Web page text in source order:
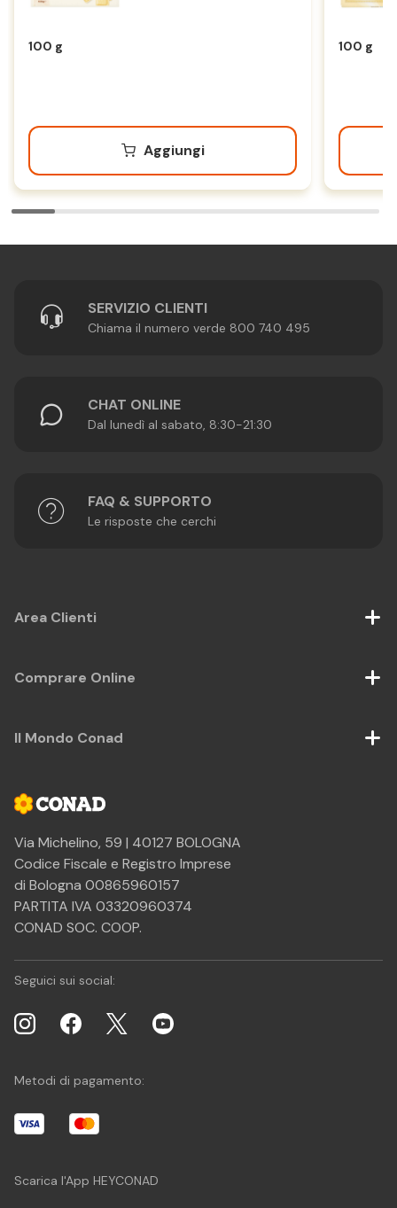
100 g
Aggiungi
100 g
SERVIZIO CLIENTI
Chiama il numero verde 800 740 495
CHAT ONLINE
Dal lunedì al sabato, 8:30-21:30
FAQ & SUPPORTO
Le risposte che cerchi
Via Michelino, 59 | 40127 BOLOGNA
Codice Fiscale e Registro Imprese
di Bologna 00865960157
PARTITA IVA 03320960374
CONAD SOC. COOP.
Area Clienti
Comprare Online
Il Mondo Conad
Seguici sui social:
Metodi di pagamento:
Scarica l'App HEYCONAD